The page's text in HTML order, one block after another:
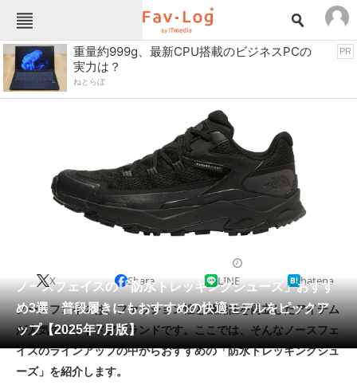
Fav-Logカテゴリー一覧
TOP
インテリア・収納 おもちゃ・ホビー
キッチン家電
ゲーム
コンテンツ・サービス スイーツ・お菓子
スポーツ・レジャー スマホ・携帯電話
ペット 家電
工具・DIY 本・DVD・CD
生活家電 生活用品
空調・季節家電
重量約999g、最新CPU搭載のビジネスPCの
実力は？
ねとらぼ
PR
ノースフェイスの「防水トレッキングシューズ」おすす
め3選 普段履きにもおすすめの快適モデルをピックア
ップ【2025年7月版】
X Share LINE hatena
ノースフェイスは、ファッション性と機能性を両立したアイテム
が人気のアウトドアブランドです。ここでは、そんなノースフェ
イスのラインアップの中からおすすめの「防水トレッキングシュ
ーズ」を紹介します。